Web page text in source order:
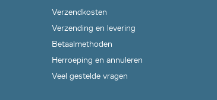
Verzendkosten
Verzending en levering
Betaalmethoden
Herroeping en annuleren
Veel gestelde vragen